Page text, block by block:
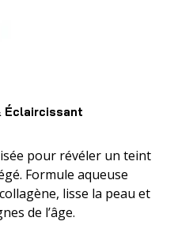
Éclaircissant
pour révéler un teint
Formule aqueuse
lisse la peau et
de l’âge.